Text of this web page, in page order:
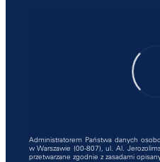
Administratorem Państwa danych
w Warszawie (00-807), ul. Al.
przetwarzane zgodnie z zasadami